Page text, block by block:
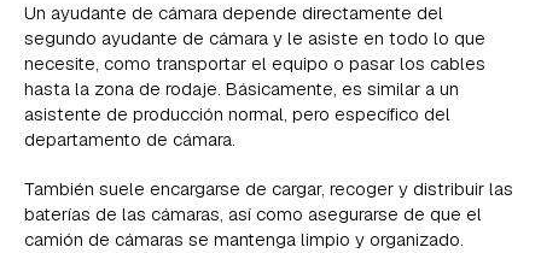
Un ayudante de cámara depende directamente del
segundo ayudante de cámara y le asiste en todo lo que
necesite, como transportar el equipo o pasar los cables
hasta la zona de rodaje. Básicamente, es similar a un
asistente de producción normal, pero específico del
departamento de cámara.
También suele encargarse de cargar, recoger y distribuir las
baterías de las cámaras, así como asegurarse de que el
camión de cámaras se mantenga limpio y organizado.